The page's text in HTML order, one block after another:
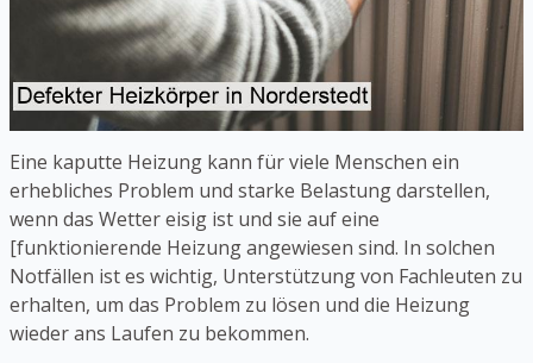
Eine kaputte Heizung kann für viele Menschen ein
erhebliches Problem und starke Belastung darstellen,
wenn das Wetter eisig ist und sie auf eine
[funktionierende Heizung angewiesen sind. In solchen
Notfällen ist es wichtig, Unterstützung von Fachleuten zu
erhalten, um das Problem zu lösen und die Heizung
wieder ans Laufen zu bekommen.